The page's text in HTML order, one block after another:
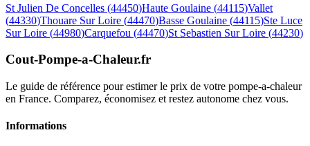
St Julien De Concelles (44450)Haute Goulaine (44115)Vallet
(44330)Thouare Sur Loire (44470)Basse Goulaine (44115)Ste Luce
Sur Loire (44980)Carquefou (44470)St Sebastien Sur Loire (44230)
Cout-Pompe-a-Chaleur.fr
Le guide de référence pour estimer le prix de votre pompe-a-chaleur
en France. Comparez, économisez et restez autonome chez vous.
Informations